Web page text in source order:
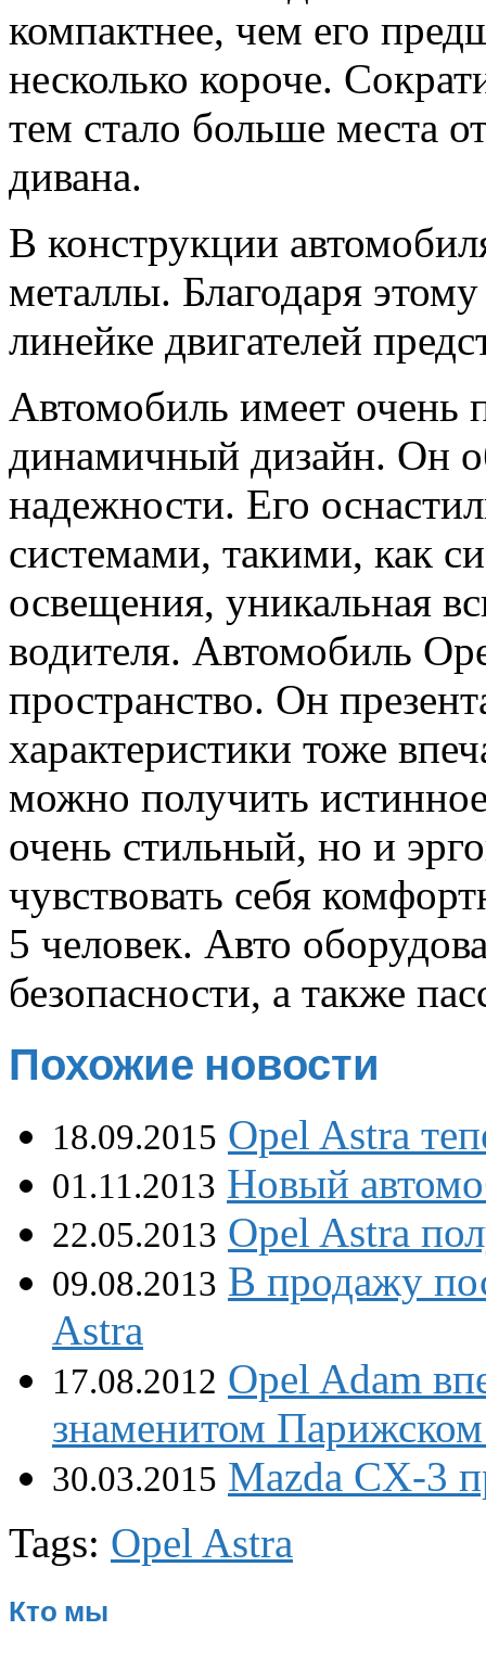
компактнее, чем его
несколько короче.
тем стало больше места
дивана.
В конструкции
металлы. Благодаря
линейке двигателей
Автомобиль имеет очень
динамичный дизайн. Он
надежности. Его
системами, такими, как
освещения, уникальная
водителя. Автомобиль
пространство. Он
характеристики тоже
можно получить
очень стильный, но и
чувствовать себя
5 человек. Авто
безопасности, а также
Похожие новости
18.09.2015 Opel Astra
01.11.2013 Новый
22.05.2013 Opel Astra
09.08.2013 В продажу
Astra
17.08.2012 Opel Adam
знаменитом Парижском
30.03.2015 Mazda CX-3
Tags: Opel Astra
Кто мы